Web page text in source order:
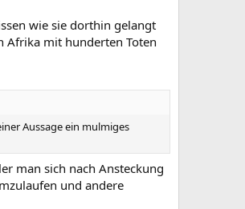
wie sie dorthin gelangt
Afrika mit hunderten Toten
Aussage ein mulmiges
man sich nach Ansteckung
und andere